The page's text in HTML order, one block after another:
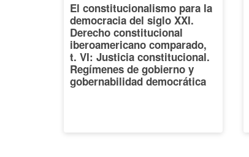
El constitucionalismo para la
democracia del siglo XXI.
Derecho constitucional
iberoamericano comparado,
t. VI: Justicia constitucional.
Regímenes de gobierno y
gobernabilidad democrática